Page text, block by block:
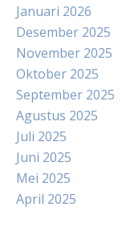
Januari 2026
Desember 2025
November 2025
Oktober 2025
September 2025
Agustus 2025
Juli 2025
Juni 2025
Mei 2025
April 2025